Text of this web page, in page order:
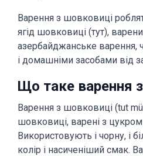
Варення з шовковиці
ягід шовковиці (тут),
азербайджанське варення,
і домашніми засобами від
Що таке варення
Варення з шовковиці (tut
шовковиці, варені з цукром
Використовують і чорну, і
колір і насиченіший смак.